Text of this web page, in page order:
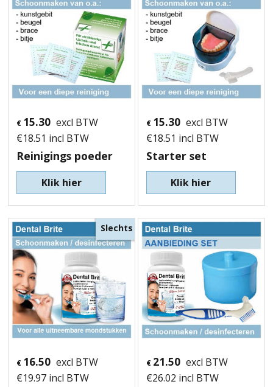
€ 15.30 excl BTW
€18.51 incl BTW
Reinigings poeder
Klik hier
€ 15.30 excl BTW
€18.51 incl BTW
Starter set
Klik hier
Slechts
€ 16.50 excl BTW
€19.97 incl BTW
€ 21.50 excl BTW
€26.02 incl BTW